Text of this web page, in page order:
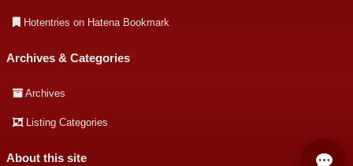
Hotentries on Hatena Bookmark
Archives & Categories
Archives
Listing Categories
About this site